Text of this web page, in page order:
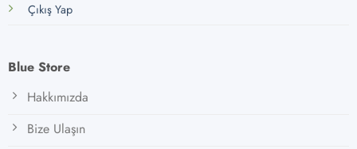
Çıkış Yap
Blue Store
Hakkımızda
Bize Ulaşın